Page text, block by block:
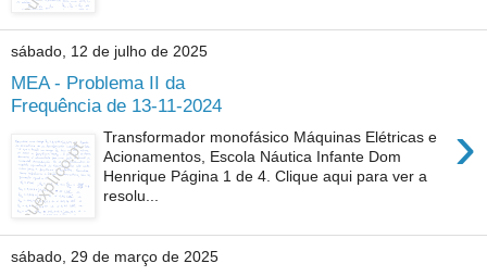
sábado, 12 de julho de 2025
MEA - Problema II da
Frequência de 13-11-2024
›
Transformador monofásico Máquinas Elétricas e
Acionamentos, Escola Náutica Infante Dom
Henrique Página 1 de 4. Clique aqui para ver a
resolu...
sábado, 29 de março de 2025